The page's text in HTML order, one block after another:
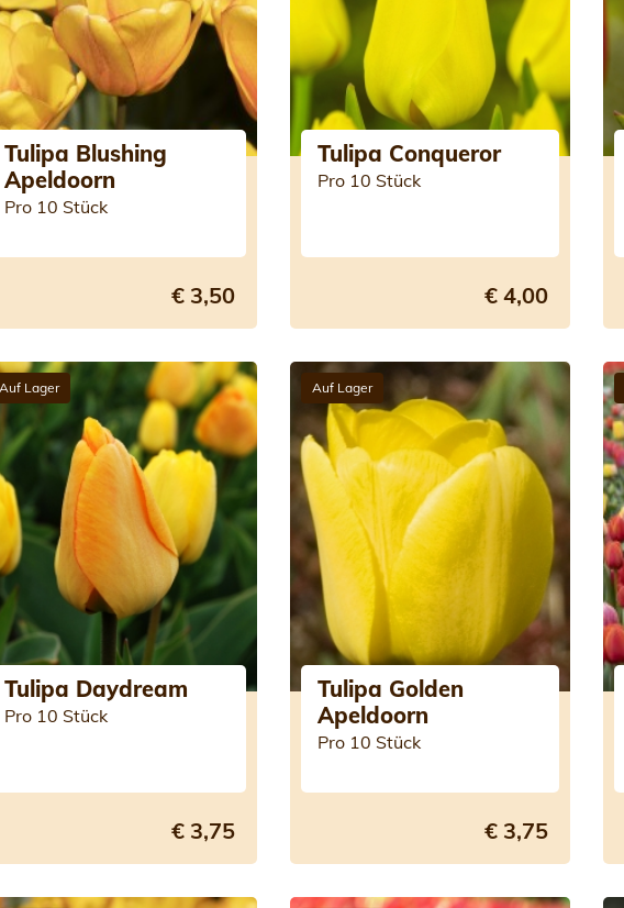
Tulipa Blushing
Apeldoorn
Pro 10 Stück
€ 3,50
Tulipa Conqueror
Pro 10 Stück
€ 4,00
Auf Lager
Tulipa Daydream
Pro 10 Stück
€ 3,75
Auf Lager
Tulipa Golden
Apeldoorn
Pro 10 Stück
€ 3,75